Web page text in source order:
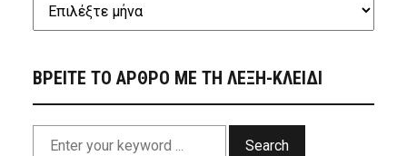
ΒΡΕΙΤΕ ΤΟ ΑΡΘΡΟ ΜΕ ΤΗ ΛΕΞΗ-ΚΛΕΙΔΙ
Search